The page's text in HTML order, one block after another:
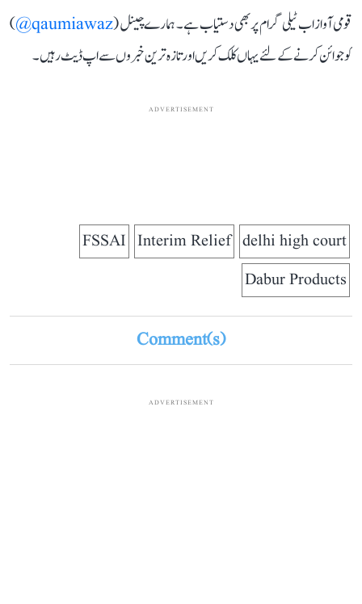
قومی آواز اب ٹیلی گرام پر بھی دستیاب ہے۔ ہمارے چینل (qaumiawaz@
)
کو جوائن کرنے کے لئے یہاں کلک کریں اور تازہ ترین خبروں سے اپ ڈیٹ رہیں۔
ADVERTISEMENT
delhi high court
Interim Relief
FSSAI
Dabur Products
Comment(s)
ADVERTISEMENT